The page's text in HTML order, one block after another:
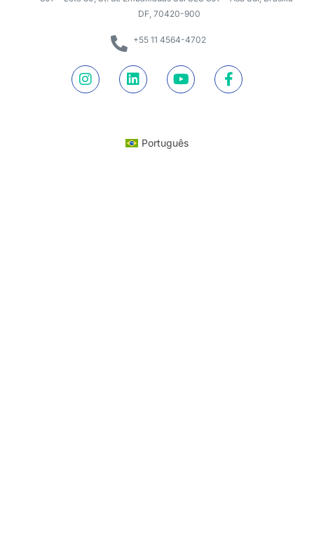
DF, 70420-900
+55 11 4564-4702
Português